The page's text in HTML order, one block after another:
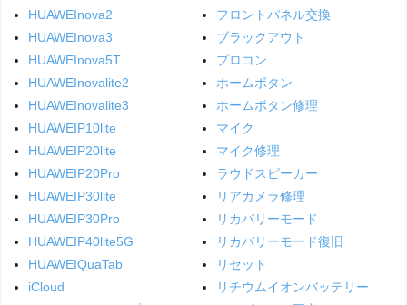
HUAWEInova2
HUAWEInova3
HUAWEInova5T
HUAWEInovalite2
HUAWEInovalite3
HUAWEIP10lite
HUAWEIP20lite
HUAWEIP20Pro
HUAWEIP30lite
HUAWEIP30Pro
HUAWEIP40lite5G
HUAWEIQuaTab
iCloud
フロントパネル交換
ブラックアウト
プロコン
ホームボタン
ホームボタン修理
マイク
マイク修理
ラウドスピーカー
リアカメラ修理
リカバリーモード
リカバリーモード復旧
リセット
リチウムイオンバッテリー